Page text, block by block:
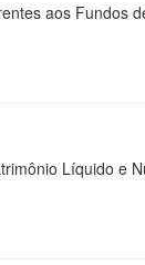
aos Fundos
Líquido e